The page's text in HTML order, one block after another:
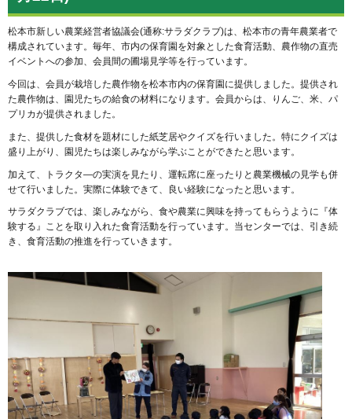
松本市新しい農業経営者協議会(通称:サラダクラブ)は、松本市の青年農業者で
構成されています。毎年、市内の保育園を対象とした食育活動、農作物の直売
イベントへの参加、会員間の圃場見学等を行っています。
今回は、会員が栽培した農作物を松本市内の保育園に提供しました。提供され
た農作物は、園児たちの給食の材料になります。会員からは、りんご、米、パ
プリカが提供されました。
また、提供した食材を題材にした紙芝居やクイズを行いました。特にクイズは
盛り上がり、園児たちは楽しみながら学ぶことができたと思います。
加えて、トラクタ―の実演を見たり、運転席に座ったりと農業機械の見学も併
せて行いました。実際に体験できて、良い経験になったと思います。
サラダクラブでは、楽しみながら、食や農業に興味を持ってもらうように『体
験する』ことを取り入れた食育活動を行っています。当センターでは、引き続
き、食育活動の推進を行っていきます。